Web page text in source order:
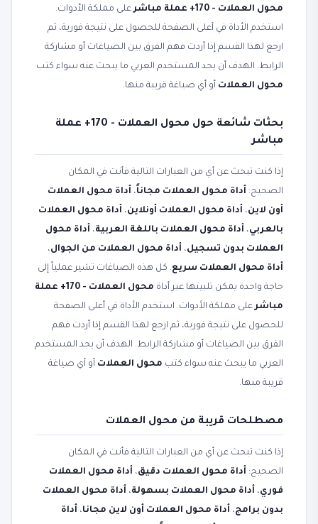
محول العملات - 170+ عملة مباشر
على مملكة الأدوات.
استخدم الأداة في أعلى الصفحة للحصول على نتيجة فورية، ثم
ارجع لهذا القسم إذا أردت فهم الفرق بين الصياغات أو مشاركة
الرابط. الهدف أن يجد المستخدم العربي ما يبحث عنه سواء كتب
محول العملات أو أي صياغة قريبة منها.
بحثات شائعة حول محول العملات - 170+ عملة
مباشر
إذا كنت تبحث عن أي من العبارات التالية فأنت في المكان
الصحيح: أداة محول العملات مجاناً، أداة محول العملات
أون لاين، أداة محول العملات أونلاين، أداة محول العملات
بالعربي، أداة محول العملات باللغة العربية، أداة محول
العملات بدون تسجيل، أداة محول العملات من الجوال،
أداة محول العملات سريع. كل هذه الصياغات تشير عملياً إلى
حاجة واحدة يمكن تلبيتها عبر أداة
محول العملات - 170+ عملة
مباشرعلى مملكة الأدوات. استخدم الأداة في أعلى الصفحة
للحصول على نتيجة فورية، ثم ارجع لهذا القسم إذا أردت فهم
الفرق بين الصياغات أو مشاركة الرابط. الهدف أن يجد المستخدم
العربي ما يبحث عنه سواء كتب محول العملات أو أي صياغة
قريبة منها.
مصطلحات قريبة من محول العملات
إذا كنت تبحث عن أي من العبارات التالية فأنت في المكان
الصحيح: أداة محول العملات دقيق، أداة محول العملات
فوري، أداة محول العملات بسهولة، أداة محول العملات
بدون برامج، أداة محول العملات أون لاين مجانا، أداة